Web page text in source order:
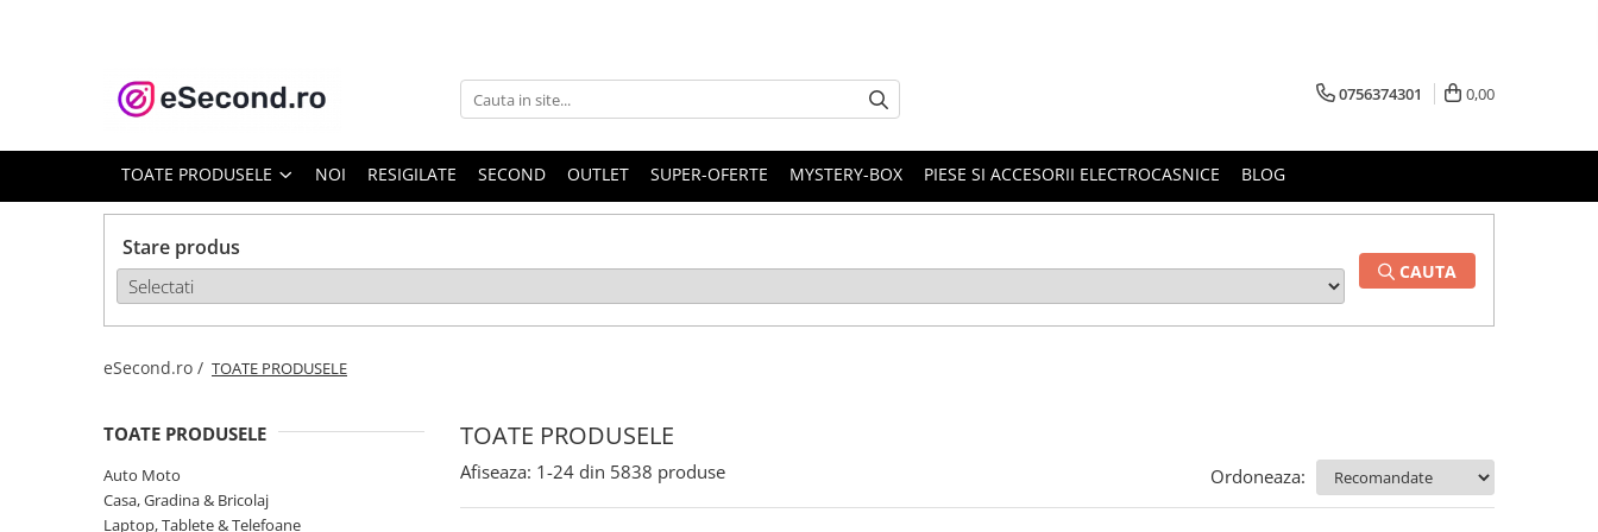
TOATE PRODUSELE
Accesorii Auto
Echipamente pentru Atelier
Electronice Auto
Reparatii si echipamente auto
Casa, Gradina & Bricolaj
Accesorii usi
Bucatarie & Servire
0756374301 0,00
TOATE PRODUSELE NOI RESIGILATE SECOND OUTLET SUPER-OFERTE MYSTERY-BOX PIESE SI ACCESORII ELECTROCASNICE BLOG
Stare produs
CAUTA
eSecond.ro / TOATE PRODUSELE
TOATE PRODUSELE
TOATE PRODUSELE
Auto Moto
Casa, Gradina & Bricolaj
Laptop, Tablete & Telefoane
Afiseaza: 1-24 din 5838 produse Ordoneaza: